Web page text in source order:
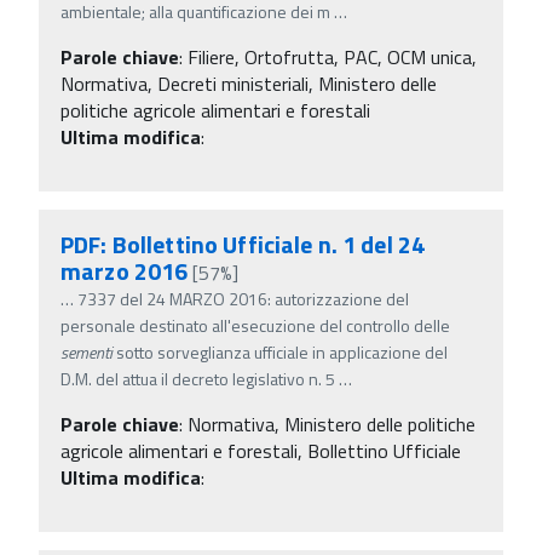
ambientale; alla quantificazione dei m …
Parole chiave: Filiere, Ortofrutta, PAC, OCM unica,
Normativa, Decreti ministeriali, Ministero delle
politiche agricole alimentari e forestali
Ultima modifica:
PDF: Bollettino Ufficiale n. 1 del 24
marzo 2016[57%]
… 7337 del 24 MARZO 2016: autorizzazione del
personale destinato all'esecuzione del controllo delle
sementisotto sorveglianza ufficiale in applicazione del
D.M. del attua il decreto legislativo n. 5 …
Parole chiave: Normativa, Ministero delle politiche
agricole alimentari e forestali, Bollettino Ufficiale
Ultima modifica: